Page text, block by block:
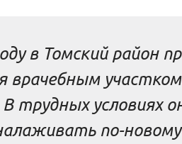
в Томский район
врачебным
трудных условиях
по-новому